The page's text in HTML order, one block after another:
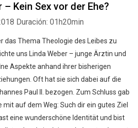
– Kein Sex vor der Ehe?
Duración: 01h20min
das Thema Theologie des Leibes zu
uns Linda Weber – junge Ärztin und
Aspekte anhand ihrer bisherigen
Oft hat sie sich dabei auf die
Paul II. bezogen. Zum Schluss gab
mit auf dem Weg: Such dir ein gutes Ziel
eine wunderschöne Identität und bist